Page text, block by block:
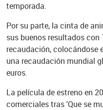
temporada.
Por su parte, la cinta de
sus buenos resultados con
recaudación, colocándose
una recaudación mundial
euros.
La película de estreno en
comerciales tras 'Que se